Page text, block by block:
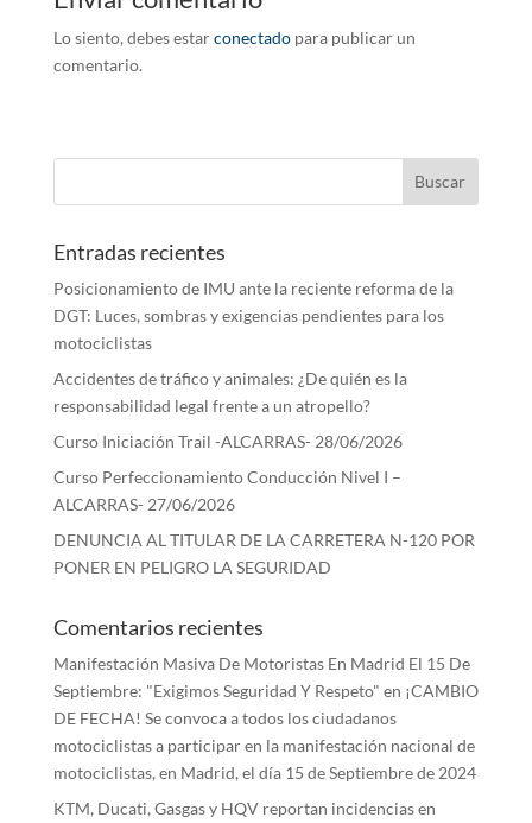
Lo siento, debes estarconectadopara publicar un
comentario.
Entradas recientes
Posicionamiento de IMU ante la reciente reforma de la
DGT: Luces, sombras y exigencias pendientes para los
motociclistas
Accidentes de tráfico y animales: ¿De quién es la
responsabilidad legal frente a un atropello?
Curso Iniciación Trail -ALCARRAS- 28/06/2026
Curso Perfeccionamiento Conducción Nivel I –
ALCARRAS- 27/06/2026
DENUNCIA AL TITULAR DE LA CARRETERA N-120 POR
PONER EN PELIGRO LA SEGURIDAD
Comentarios recientes
Manifestación Masiva De Motoristas En Madrid El 15 De
Septiembre: "Exigimos Seguridad Y Respeto" en ¡CAMBIO
DE FECHA! Se convoca a todos los ciudadanos
motociclistas a participar en la manifestación nacional de
motociclistas, en Madrid, el día 15 de Septiembre de 2024
KTM, Ducati, Gasgas y HQV reportan incidencias en